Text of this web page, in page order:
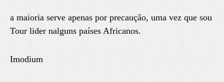
a maioria serve apenas por precaução, uma vez que sou
Tour lider nalguns países Africanos.
Imodium